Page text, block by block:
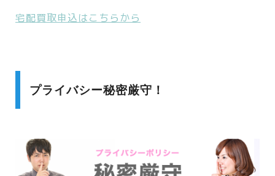
宅配買取申込はこちらから
プライバシー秘密厳守！